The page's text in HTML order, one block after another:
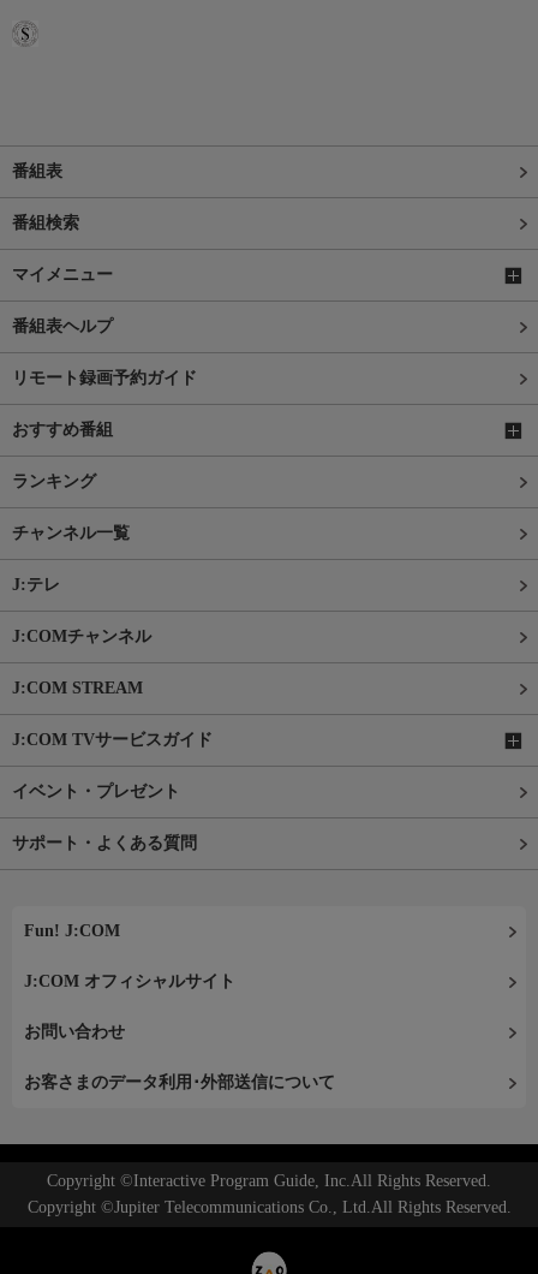
番組表
番組検索
マイメニュー
番組表ヘルプ
リモート録画予約ガイド
おすすめ番組
ランキング
チャンネル一覧
J:テレ
J:COMチャンネル
J:COM STREAM
J:COM TVサービスガイド
イベント・プレゼント
サポート・よくある質問
Fun! J:COM
J:COM オフィシャルサイト
お問い合わせ
お客さまのデータ利用･外部送信について
Copyright ©Interactive Program Guide, Inc.All Rights Reserved.
Copyright ©Jupiter Telecommunications Co., Ltd.All Rights Reserved.